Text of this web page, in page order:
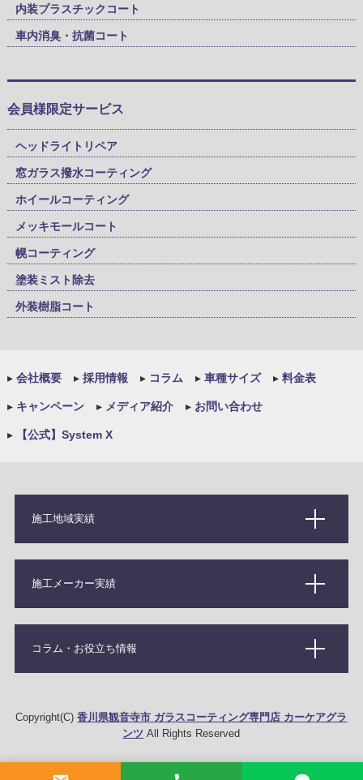
内装プラスチックコート
車内消臭・抗菌コート
会員様限定サービス
ヘッドライトリペア
窓ガラス撥水コーティング
ホイールコーティング
メッキモールコート
幌コーティング
塗装ミスト除去
外装樹脂コート
▸会社概要 ▸採用情報 ▸コラム ▸車種サイズ ▸料金表
▸キャンペーン ▸メディア紹介 ▸お問い合わせ
▸【公式】System X
施工地域実績
施工メーカー実績
コラム・お役立ち情報
Copyright(C)香川県観音寺市 ガラスコーティング専門店 カーケアグラ
ンツ All Rights Reserved